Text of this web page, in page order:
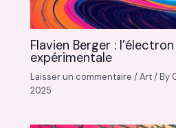
Flavien Berger :
expérimentale
Laisser un commentaire /Art/ By
2025